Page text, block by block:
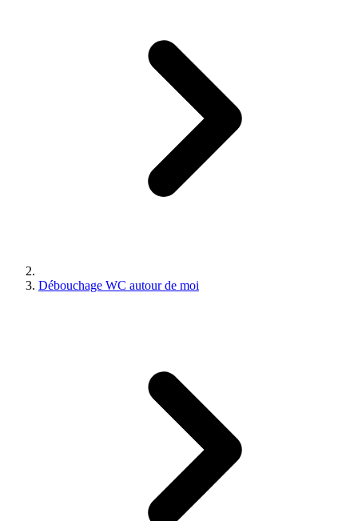
Débouchage WC autour de moi